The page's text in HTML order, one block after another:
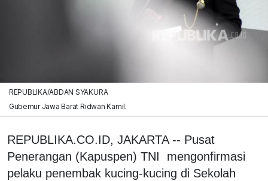
REPUBLIKA/ABDAN SYAKURA
Gubernur Jawa Barat Ridwan Kamil.
REPUBLIKA.CO.ID, JAKARTA -- Pusat
Penerangan (Kapuspen) TNI mengonfirmasi
pelaku penembak kucing-kucing di Sekolah